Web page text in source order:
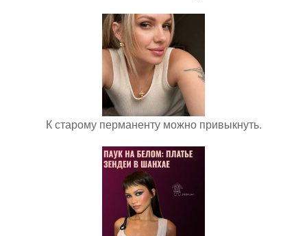
К старому перманенту можно привыкнуть.